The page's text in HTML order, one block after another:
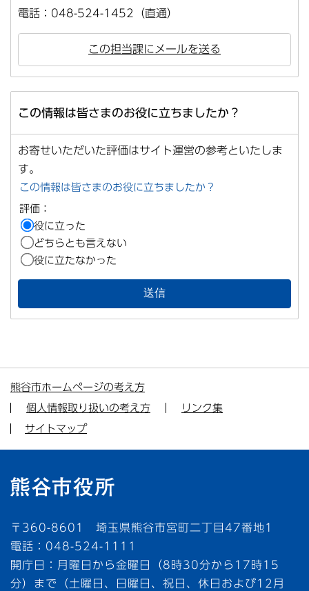
電話：048-524-1452（直通）
この担当課にメールを送る
この情報は皆さまのお役に立ちましたか？
お寄せいただいた評価はサイト運営の参考といたしま
す。
この情報は皆さまのお役に立ちましたか？
評価：
役に立った
どちらとも言えない
役に立たなかった
熊谷市ホームページの考え方
個人情報取り扱いの考え方
リンク集
サイトマップ
〒360-8601 埼玉県熊谷市宮町二丁目47番地1
電話：048-524-1111
開庁日：月曜日から金曜日（8時30分から17時15
分）まで（土曜日、日曜日、祝日、休日および12月